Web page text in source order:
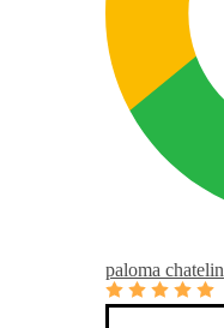
paloma chatelin